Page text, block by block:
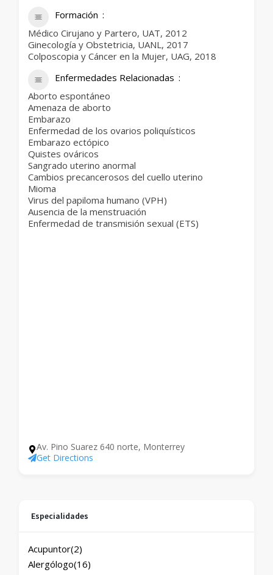
Formación
Médico Cirujano y Partero, UAT, 2012
Ginecología y Obstetricia, UANL, 2017
Colposcopia y Cáncer en la Mujer, UAG, 2018
Enfermedades Relacionadas
Aborto espontáneo
Amenaza de aborto
Embarazo
Enfermedad de los ovarios poliquísticos
Embarazo ectópico
Quistes ováricos
Sangrado uterino anormal
Cambios precancerosos del cuello uterino
Mioma
Virus del papiloma humano (VPH)
Ausencia de la menstruación
Enfermedad de transmisión sexual (ETS)
Av. Pino Suarez 640 norte, Monterrey
Get Directions
Especialidades
Acupuntor(2)
Alergólogo(16)